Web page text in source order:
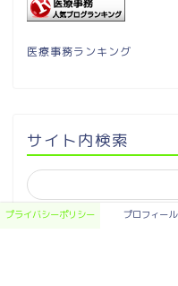
医療事務ランキング
サイト内検索
プライバシーポリシー プロフィール